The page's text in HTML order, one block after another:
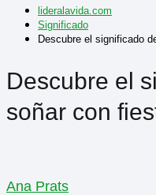
lideralavida.com
Significado
Descubre el significado
Descubre el
soñar con
Ana Prats